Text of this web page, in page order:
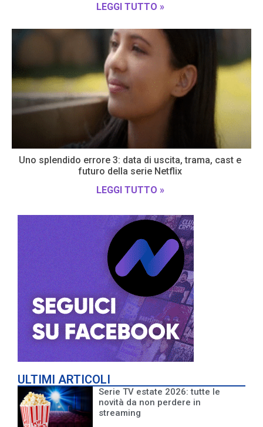
LEGGI TUTTO »
Uno splendido errore 3: data di uscita, trama, cast e
futuro della serie Netflix
LEGGI TUTTO »
ULTIMI ARTICOLI
Serie TV estate 2026: tutte le
novità da non perdere in
streaming